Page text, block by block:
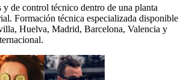
y de control técnico dentro de una planta
Formación técnica especializada disponible
Huelva, Madrid, Barcelona, Valencia y